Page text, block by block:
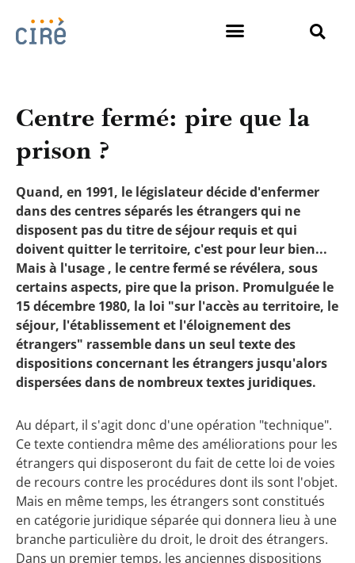
Centre fermé: pire que la
prison ?
Quand, en 1991, le législateur décide d'enfermer
dans des centres séparés les étrangers qui ne
disposent pas du titre de séjour requis et qui
doivent quitter le territoire, c'est pour leur bien...
Mais à l'usage , le centre fermé se révélera, sous
certains aspects, pire que la prison. Promulguée le
15 décembre 1980, la loi "sur l'accès au territoire, le
séjour, l'établissement et l'éloignement des
étrangers" rassemble dans un seul texte des
dispositions concernant les étrangers jusqu'alors
dispersées dans de nombreux textes juridiques.
Au départ, il s'agit donc d'une opération "technique".
Ce texte contiendra même des améliorations pour les
étrangers qui disposeront du fait de cette loi de voies
de recours contre les procédures dont ils sont l'objet.
Mais en même temps, les étrangers sont constitués
en catégorie juridique séparée qui donnera lieu à une
branche particulière du droit, le droit des étrangers.
Dans un premier temps, les anciennes dispositions